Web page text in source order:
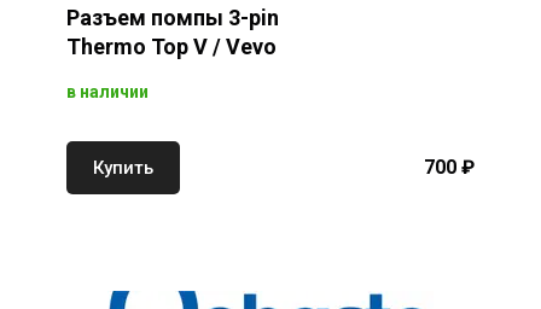
Разъем помпы 3-pin
Thermo Top V / Vevo
в наличии
Купить 700 ₽